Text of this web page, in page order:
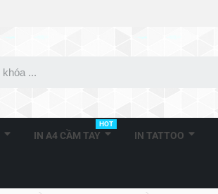
IN A4 CẦM TAY
HOT
IN TATTOO